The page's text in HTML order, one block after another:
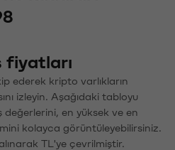
fiyatları
ederek kripto varlıkların
izleyin. Aşağıdaki tabloyu
değerlerini, en yüksek ve en
kolayca görüntüleyebilirsiniz.
TL'ye çevrilmiştir.